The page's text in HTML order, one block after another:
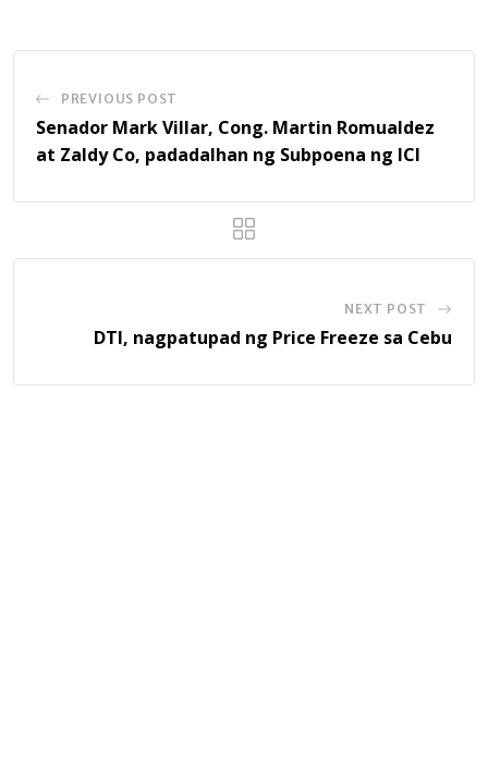
PREVIOUS POST
Senador Mark Villar, Cong. Martin Romualdez
at Zaldy Co, padadalhan ng Subpoena ng ICI
NEXT POST
DTI, nagpatupad ng Price Freeze sa Cebu